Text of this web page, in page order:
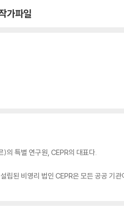
가파일
의 특별 연구원, CEPR의 대표다.
비영리 법인 CEPR은 모든 공공 기관